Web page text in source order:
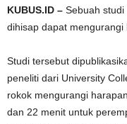
KUBUS.ID – Sebuah
dihisap dapat
Studi tersebut
peneliti dari University
rokok mengurangi
dan 22 menit untuk